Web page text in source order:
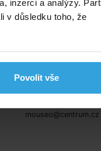
inzerci a analýzy.
v důsledku toho, že
Povolit vše
Dokumenty
Návod
Výrobce: Mouse
mouseo@centrum.cz